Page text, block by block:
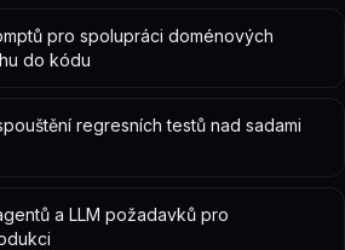
pro spolupráci doménových
do kódu
regresních testů nad sadami
a LLM požadavků pro